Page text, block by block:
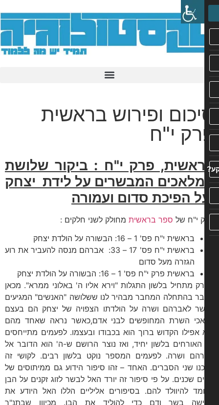
ופירוש בראשית
י"ח
פרק י"ח : ביקור שלושת
המבשרים על לידת יצחק
הפיכת סדום ועמורה
י"ח של ספר בראשיתמחולק לשני חלקים :
בראשית י"ח פס' 1 – 16: הבשורה על הולדת יצחק
בראשית י"ח פס' 17 – 33: אברהם מנסה להעביר את רוע
הגזרה מעל סדום
בראשית פרק י"ח פס' 1 – 16: הבשורה על הולדת יצחק
מתחיל בלשון התגלות "וירא אליו ה' באלוני ממרא". מכאן
בהתחלה המחבר מבהיר לנו ששלושה "האנשים" המגיעים
לאברהם ושרה על הולדתו הצפויה של יצחק הם בעצם
השרת המחופשים לבני אדם,כאשר נראה שאחד מהם
אפילו הקדוש ברוך הוא בכבודו ובעצמו. לפעמים מתייחסים
בלשון יחיד, ואז נוצר הרושם ש-ה' הוא הדובר אל
ושרה. לפעמים המספר נוקט בלשון רבים. לקושי זה
שני הסברים. האחד – זהו סיפור הידוע גם ממיתוסים של
שכנים. על פי סיפור זה יורד האל לבשר לזוג זקנים על הבן
להיוולד להם. בסיפורים אליליים הללו האל היודע את
בשר ודם כדי להוליד את הבן. מכיוון שבתנ"ך